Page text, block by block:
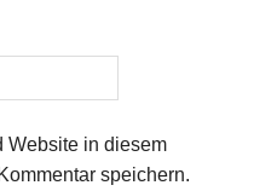
Website in diesem
speichern.